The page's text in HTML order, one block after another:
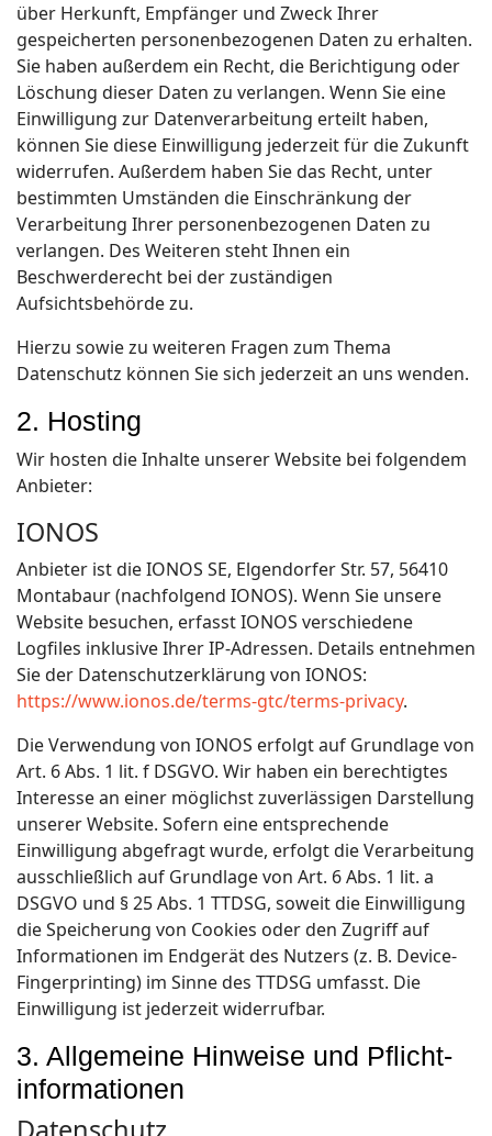
über Herkunft, Empfänger und Zweck Ihrer
gespeicherten personenbezogenen Daten zu erhalten.
Sie haben außerdem ein Recht, die Berichtigung oder
Löschung dieser Daten zu verlangen. Wenn Sie eine
Einwilligung zur Datenverarbeitung erteilt haben,
können Sie diese Einwilligung jederzeit für die Zukunft
widerrufen. Außerdem haben Sie das Recht, unter
bestimmten Umständen die Einschränkung der
Verarbeitung Ihrer personenbezogenen Daten zu
verlangen. Des Weiteren steht Ihnen ein
Beschwerderecht bei der zuständigen
Aufsichtsbehörde zu.
Hierzu sowie zu weiteren Fragen zum Thema
Datenschutz können Sie sich jederzeit an uns wenden.
2. Hosting
Wir hosten die Inhalte unserer Website bei folgendem
Anbieter:
IONOS
Anbieter ist die IONOS SE, Elgendorfer Str. 57, 56410
Montabaur (nachfolgend IONOS). Wenn Sie unsere
Website besuchen, erfasst IONOS verschiedene
Logfiles inklusive Ihrer IP-Adressen. Details entnehmen
Sie der Datenschutzerklärung von IONOS:
https://www.ionos.de/terms-gtc/terms-privacy.
Die Verwendung von IONOS erfolgt auf Grundlage von
Art. 6 Abs. 1 lit. f DSGVO. Wir haben ein berechtigtes
Interesse an einer möglichst zuverlässigen Darstellung
unserer Website. Sofern eine entsprechende
Einwilligung abgefragt wurde, erfolgt die Verarbeitung
ausschließlich auf Grundlage von Art. 6 Abs. 1 lit. a
DSGVO und § 25 Abs. 1 TTDSG, soweit die Einwilligung
die Speicherung von Cookies oder den Zugriff auf
Informationen im Endgerät des Nutzers (z. B. Device-
Fingerprinting) im Sinne des TTDSG umfasst. Die
Einwilligung ist jederzeit widerrufbar.
3. Allgemeine Hinweise und Pflicht­
informationen